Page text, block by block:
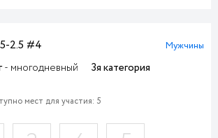
2.5 #4
- многодневный 3я категория
Мужчины
мест для участия: 5